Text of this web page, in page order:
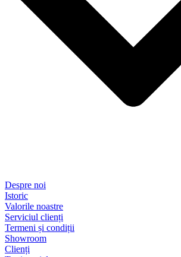
Despre noi
Istoric
Valorile noastre
Serviciul clienți
Termeni și condiții
Showroom
Clienți